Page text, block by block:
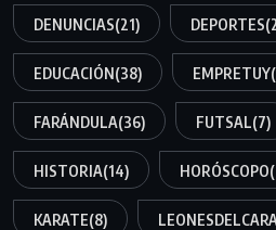
DENUNCIAS(21) DEPORTES
EDUCACIÓN(38) EMPRETUY
FARÁNDULA(36) FUTSAL(7)
HISTORIA(14) HORÓSCOPO
KARATE(8)